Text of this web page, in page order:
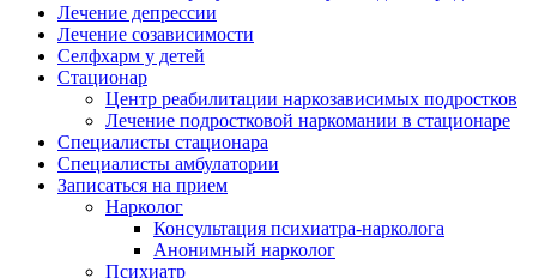
Лечение депрессии
Лечение созависимости
Селфхарм у детей
Стационар
Центр реабилитации наркозависимых подростков
Лечение подростковой наркомании в стационаре
Специалисты стационара
Специалисты амбулатории
Записаться на прием
Нарколог
Консультация психиатра-нарколога
Анонимный нарколог
Психиатр